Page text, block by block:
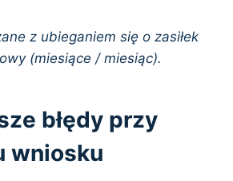
z ubieganiem się o zasiłek
(miesiące / miesiąc).
błędy przy
wniosku